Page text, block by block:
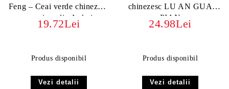
Feng – Ceai verde chinezesc
premium din Anhui
19.72Lei
Produs disponibil
Vezi detalii
chinezesc LU AN GUA
PIAN
24.98Lei
Produs disponibil
Vezi detalii